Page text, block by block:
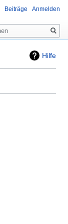
Hilfe
Beiträge Anmelden